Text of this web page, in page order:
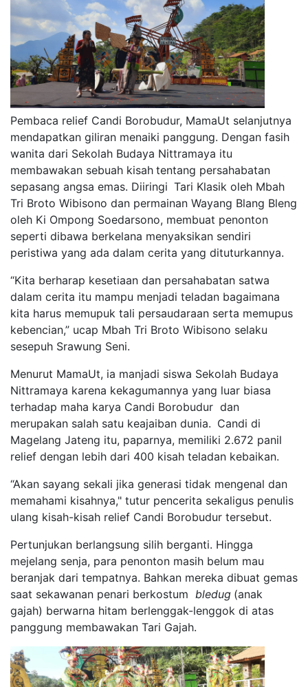
Pembaca relief Candi Borobudur, MamaUt selanjutnya
mendapatkan giliran menaiki panggung. Dengan fasih
wanita dari Sekolah Budaya Nittramaya itu
membawakan sebuah kisah tentang persahabatan
sepasang angsa emas. Diiringi Tari Klasik oleh Mbah
Tri Broto Wibisono dan permainan Wayang Blang Bleng
oleh Ki Ompong Soedarsono, membuat penonton
seperti dibawa berkelana menyaksikan sendiri
peristiwa yang ada dalam cerita yang dituturkannya.
“Kita berharap kesetiaan dan persahabatan satwa
dalam cerita itu mampu menjadi teladan bagaimana
kita harus memupuk tali persaudaraan serta memupus
kebencian,” ucap Mbah Tri Broto Wibisono selaku
sesepuh Srawung Seni.
Menurut MamaUt, ia manjadi siswa Sekolah Budaya
Nittramaya karena kekagumannya yang luar biasa
terhadap maha karya Candi Borobudur dan
merupakan salah satu keajaiban dunia. Candi di
Magelang Jateng itu, paparnya, memiliki 2.672 panil
relief dengan lebih dari 400 kisah teladan kebaikan.
“Akan sayang sekali jika generasi tidak mengenal dan
memahami kisahnya," tutur pencerita sekaligus penulis
ulang kisah-kisah relief Candi Borobudur tersebut.
Pertunjukan berlangsung silih berganti. Hingga
mejelang senja, para penonton masih belum mau
beranjak dari tempatnya. Bahkan mereka dibuat gemas
saat sekawanan penari berkostum bledug (anak
gajah) berwarna hitam berlenggak-lenggok di atas
panggung membawakan Tari Gajah.